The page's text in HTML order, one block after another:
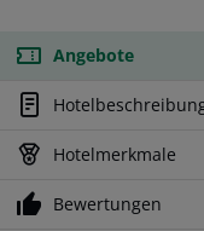
Angebote
Hotelmerkmale
Bewertungen